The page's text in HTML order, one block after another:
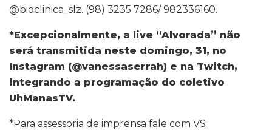
@bioclinica_slz. (98) 3235 7286/ 982336160.
*Excepcionalmente, a live “Alvorada” não
será transmitida neste domingo, 31, no
Instagram (@vanessaserrah) e na Twitch,
integrando a programação do coletivo
UhManasTV.
*Para assessoria de imprensa fale com VS